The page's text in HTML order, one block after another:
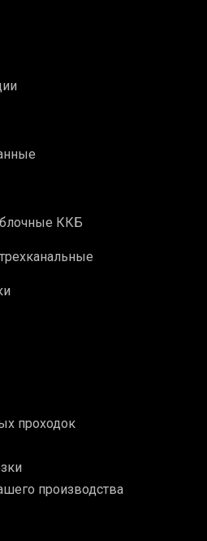
ККБ
проходок
производства